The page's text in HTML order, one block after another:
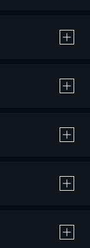
の購入 / レンタルです。